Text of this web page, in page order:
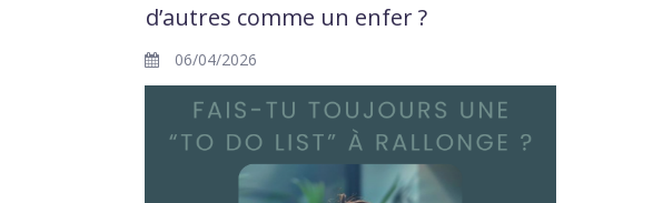
d’autres comme un enfer ?
06/04/2026